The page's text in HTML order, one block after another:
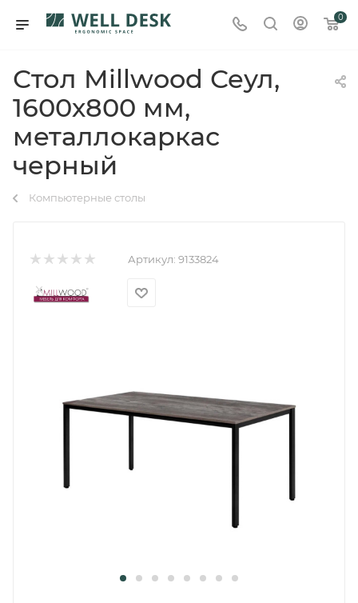
0
Стол Millwood Сеул,
1600х800 мм,
металлокаркас
черный
Компьютерные столы
Артикул: 9133824